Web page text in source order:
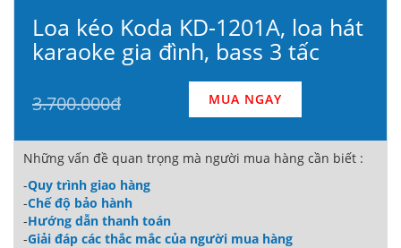
Loa kéo Koda KD-1201A, loa hát
karaoke gia đình, bass 3 tấc
3.700.000đ MUA NGAY
Những vấn đề quan trọng mà người mua hàng cần biết :
-Quy trình giao hàng
-Chế độ bảo hành
-Hướng dẫn thanh toán
-Giải đáp các thắc mắc của người mua hàng